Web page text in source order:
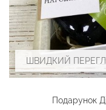
ШВИДКИЙ
Подарунок